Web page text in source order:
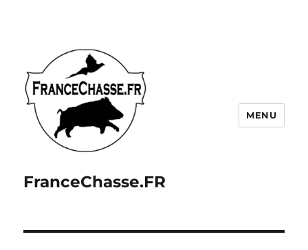
FranceChasse.FR
MENU